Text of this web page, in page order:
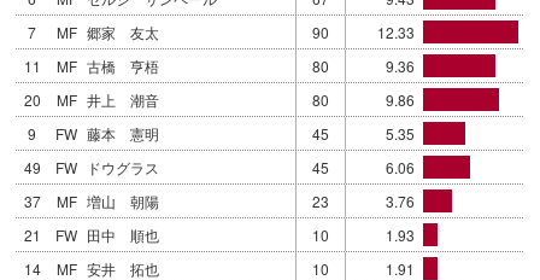
7
MF 郷家 友太 90
12.33
11
MF 古橋 亨梧 80
9.36
20
MF 井上 潮音 80
9.86
9
FW 藤本 憲明 45
5.35
49
FW ドウグラス 45
6.06
37
MF 増山 朝陽 23
3.76
21
FW 田中 順也 10
1.93
14
MF 安井 拓也 10 1.91